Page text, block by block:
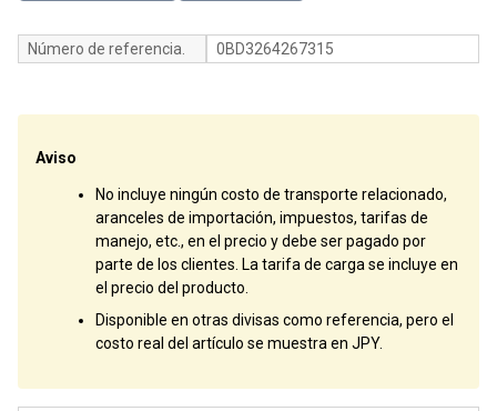
Número de referencia. 0BD3264267315
Aviso
No incluye ningún costo de transporte relacionado,
aranceles de importación, impuestos, tarifas de
manejo, etc., en el precio y debe ser pagado por
parte de los clientes. La tarifa de carga se incluye en
el precio del producto.
Disponible en otras divisas como referencia, pero el
costo real del artículo se muestra en JPY.